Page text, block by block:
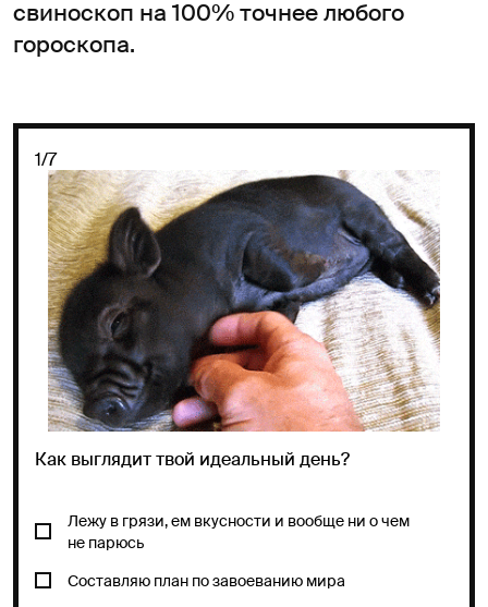
свиноскоп на 100% точнее любого
гороскопа.
1/7
Как выглядит твой идеальный день?
Лежу в грязи, ем вкусности и вообще ни о чем
не парюсь
Составляю план по завоеванию мира